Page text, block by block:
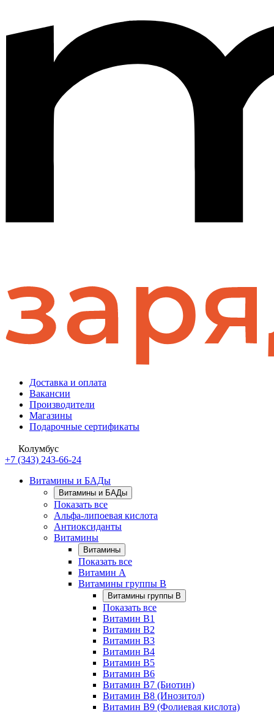
Доставка и оплата
Вакансии
Производители
Магазины
Подарочные сертификаты
Колумбус
+7 (343) 243-66-24
Витамины и БАДы
Витамины и БАДы
Показать все
Альфа-липоевая кислота
Антиоксиданты
Витамины
Витамины
Показать все
Витамин A
Витамины группы B
Витамины группы B
Показать все
Витамин B1
Витамин B2
Витамин B3
Витамин B4
Витамин B5
Витамин B6
Витамин B7 (Биотин)
Витамин B8 (Инозитол)
Витамин B9 (Фолиевая кислота)